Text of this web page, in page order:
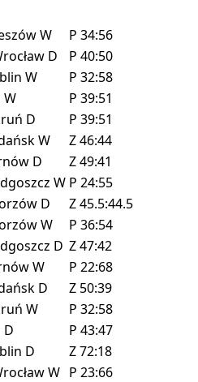
W P 34:56
D P 40:50
W P 32:58
W P 39:51
D P 39:51
W Z46:44
D Z49:41
W P 24:55
D Z45.5:44.5
W P 36:54
D Z47:42
W P 22:68
D Z 50:39
W P 32:58
D P 43:47
D Z72:18
W P 23:66